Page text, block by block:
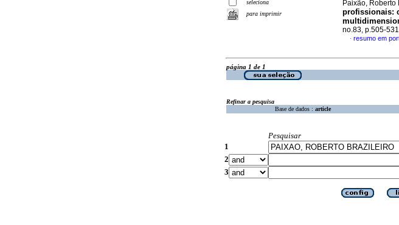
seleciona
para imprimir
Paixão, Roberto
profissionais:
no.83, p.505-
· resumo em
página 1 de 1
Refinar a pesquisa
Base de dados : article
Pesquisar
1
2
3